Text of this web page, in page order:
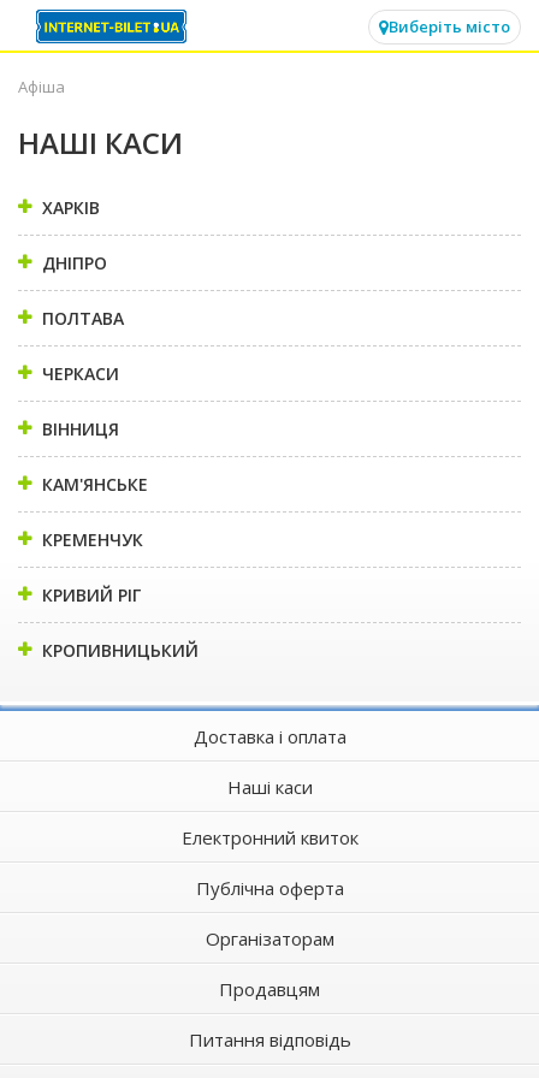
Виберіть місто
Афіша
НАШІ КАСИ
ХАРКІВ
ДНІПРО
ПОЛТАВА
ЧЕРКАСИ
ВІННИЦЯ
КАМ'ЯНСЬКЕ
КРЕМЕНЧУК
КРИВИЙ РІГ
КРОПИВНИЦЬКИЙ
Доставка і оплата
Наші каси
Електронний квиток
Публічна оферта
Організаторам
Продавцям
Питання відповідь